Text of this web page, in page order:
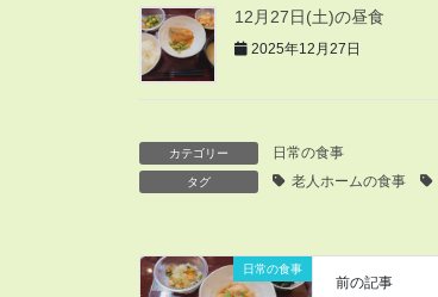
12月27日(土)の昼食
2025年12月27日
カテゴリー 日常の食事
タグ 老人ホームの食事
日常の食事
前の記事